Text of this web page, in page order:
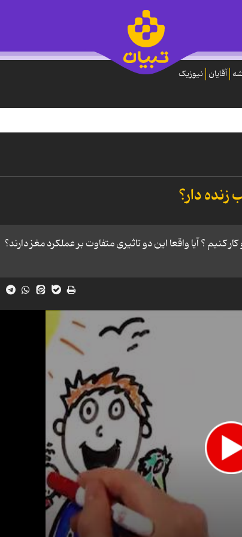
آقایان نیوزیک
دار؟
؟ آیا واقعا این دو تاثیری متفاوت بر عملکرد مغز دارند؟